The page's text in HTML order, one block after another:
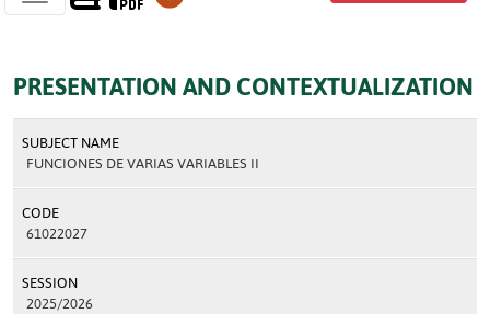
PRESENTATION AND CONTEXTUALIZATION
SUBJECT NAME
FUNCIONES DE VARIAS VARIABLES II
CODE
61022027
SESSION
2025/2026